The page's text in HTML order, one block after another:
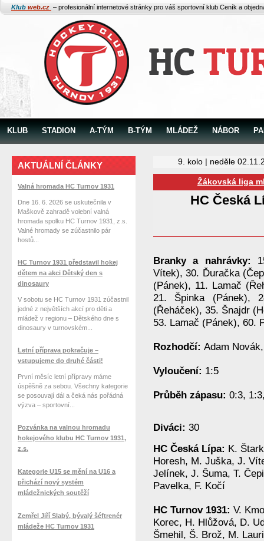
Klub web.cz – profesionální internetové stránky pro váš sportovní klub Ceník a
KLUB STADION A-TÝM B-TÝM MLÁDEŽ NÁBOR
9. kolo | neděle
Žákovská liga
HC Česká
Branky a nahrávky:
Vítek), 30. Ďuračka
(Pánek), 11. Lamač
21. Špinka (Pánek),
(Řeháček), 35. Šnajdr
53. Lamač (Pánek), 60.
Rozhodčí: Adam
Vyloučení: 1:5
Průběh zápasu: 0:3,
Diváci: 30
HC Česká Lípa: K.
Horesh, M. Juška, J.
Jelínek, J. Šuma, T.
Pavelka, F. Kočí
HC Turnov 1931: V.
Korec, H. Hlůžová, D.
Šmehil, Š. Brož, M.
AKTUÁLNÍ ČLÁNKY
Valná hromada HC Turnov 1931
Dne 16. 6. 2026 se uskutečnila v
Maškově zahradě volební valná
hromada spolku HC Turnov 1931, z.s.
Valné hromady se zúčastnilo pár
hostů...
HC Turnov 1931 představil hokej
dětem na akci Dětský den s
dinosaury
V sobotu se HC Turnov 1931 zúčastnil
jedné z největších akcí pro děti a
mládež v regionu – Dětského dne s
dinosaury v turnovském...
Letní příprava pokračuje –
vstupujeme do druhé části!
První měsíc letní přípravy máme
úspěšně za sebou. Všechny kategorie
se posouvají dál a čeká nás pořádná
výzva – sportovní...
Pozvánka na valnou hromadu
hokejového klubu HC Turnov 1931,
z.s.
Kategorie U15 se mění na U16 a
přichází nový systém
mládežnických soutěží
Zemřel Jiří Slabý, bývalý šéftrenér
mládeže HC Turnov 1931